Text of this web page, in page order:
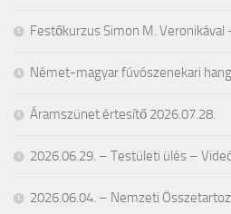
Festőkurzus Simon M. Veronikával
Német-magyar fúvószenekari
Áramszünet értesítő 2026.07.28.
2026.06.29. – Testületi ülés –
2026.06.04. – Nemzeti